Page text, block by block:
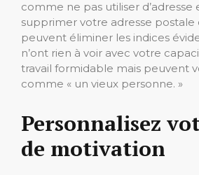
comme ne pas utiliser d’adresse
supprimer votre adresse
peuvent éliminer les indices
n’ont rien à voir avec votre
travail formidable mais peuvent
comme « un vieux personne. »
Personnalisez
de motivation